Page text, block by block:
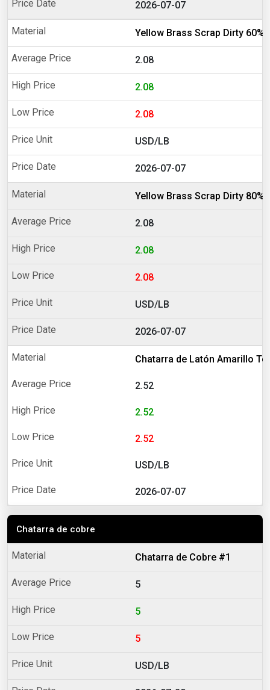
2026-07-07
Yellow Brass Scrap Dirty 60%
2.08
2.08
2.08
USD/LB
2026-07-07
Yellow Brass Scrap Dirty 80%
2.08
2.08
2.08
USD/LB
2026-07-07
Chatarra de Latón Amarillo
2.52
2.52
2.52
USD/LB
2026-07-07
Chatarra de cobre
Chatarra de Cobre #1
5
5
5
USD/LB